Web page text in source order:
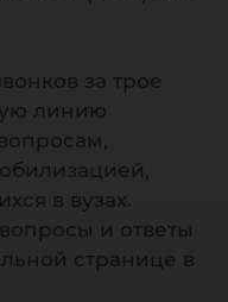
за трое
линию
в вузах.
и ответы
странице в